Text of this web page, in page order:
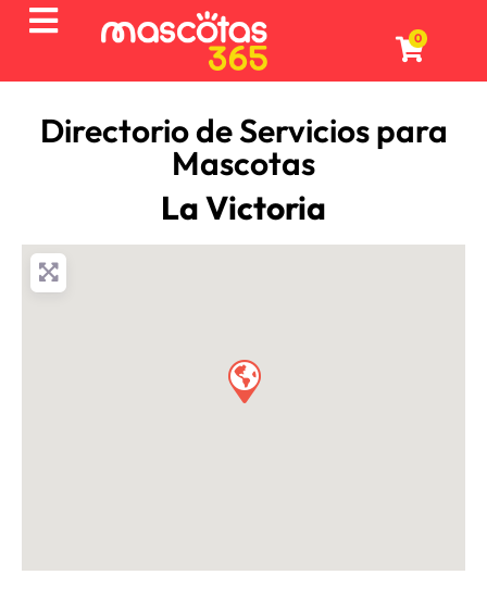
0
Directorio de Servicios para
Mascotas
La Victoria